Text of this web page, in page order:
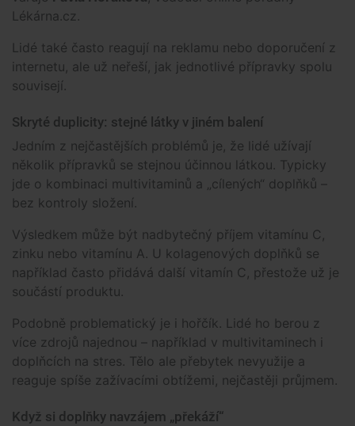
Lékárna.cz.
Lidé také často reagují na reklamu nebo doporučení z
internetu, ale už neřeší, jak jednotlivé přípravky spolu
souvisejí.
Skryté duplicity: stejné látky v jiném balení
Jedním z nejčastějších problémů je, že lidé užívají
několik přípravků se stejnou účinnou látkou. Typicky
jde o kombinaci multivitaminů a „cílených“ doplňků –
bez kontroly složení.
Výsledkem může být nadbytečný příjem vitamínu C,
zinku nebo vitamínu A. U kolagenových doplňků se
například často přidává další vitamín C, přestože už je
součástí produktu.
Podobně problematický je i hořčík. Lidé ho berou z
více zdrojů najednou – například v multivitaminech i
doplňcích na stres. Tělo ale přebytek nevyužije a
reaguje spíše zažívacími obtížemi, nejčastěji průjmem.
Když si doplňky navzájem „překáží“